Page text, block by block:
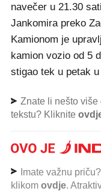
navečer u 21.30
Jankomira preko
Kamionom je
kamion vozio od 5
stigao tek u petak
Znate li nešto
tekstu? Kliknite
Imate važnu
klikom ovdje.